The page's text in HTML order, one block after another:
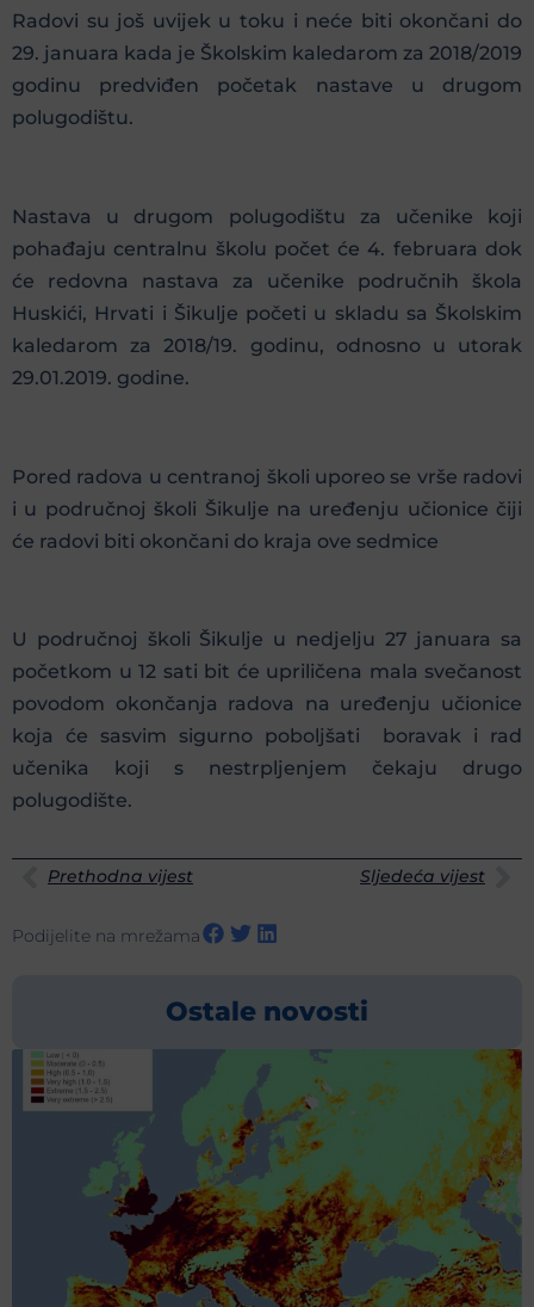
Radovi su još uvijek u toku i neće biti okončani do
29. januara kada je Školskim kaledarom za 2018/2019
godinu predviđen početak nastave u drugom
polugodištu.
Nastava u drugom polugodištu za učenike koji
pohađaju centralnu školu počet će 4. februara dok
će redovna nastava za učenike područnih škola
Huskići, Hrvati i Šikulje početi u skladu sa Školskim
kaledarom za 2018/19. godinu, odnosno u utorak
29.01.2019. godine.
Pored radova u centranoj školi uporeo se vrše radovi
i u područnoj školi Šikulje na uređenju učionice čiji
će radovi biti okončani do kraja ove sedmice
U područnoj školi Šikulje u nedjelju 27 januara sa
početkom u 12 sati bit će upriličena mala svečanost
povodom okončanja radova na uređenju učionice
koja će sasvim sigurno poboljšati boravak i rad
učenika koji s nestrpljenjem čekaju drugo
polugodište.
Prethodna vijest Sljedeća vijest
Podijelite na mrežama
Ostale novosti